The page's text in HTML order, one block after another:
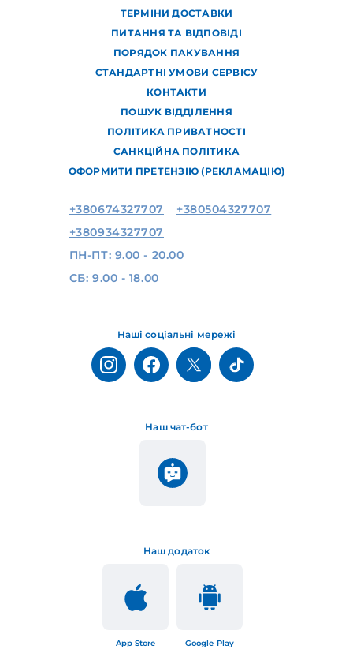
ТЕРМІНИ ДОСТАВКИ
ПИТАННЯ ТА ВІДПОВІДІ
ПОРЯДОК ПАКУВАННЯ
СТАНДАРТНІ УМОВИ СЕРВІСУ
КОНТАКТИ
ПОШУК ВІДДІЛЕННЯ
ПОЛІТИКА ПРИВАТНОСТІ
САНКЦІЙНА ПОЛІТИКА
ОФОРМИТИ ПРЕТЕНЗІЮ (РЕКЛАМАЦІЮ)
Наш додаток
App Store Google Play
Наш чат-бот
Наші соціальні мережі
+380674327707
+380504327707
+380934327707
ПН-ПТ: 9.00 - 20.00
СБ: 9.00 - 18.00